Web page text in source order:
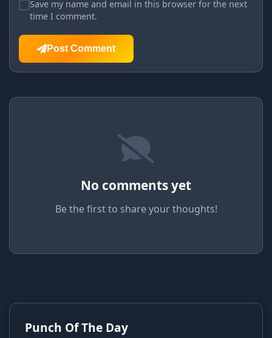
Save my name and email in this browser for the next
time I comment.
Post Comment
No comments yet
Be the first to share your thoughts!
Punch Of The Day